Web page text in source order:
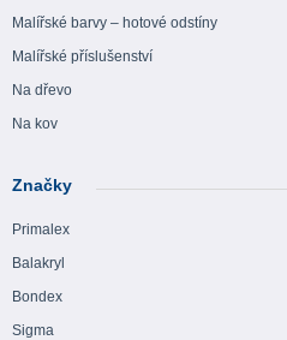
Malířské barvy – hotové odstíny
Malířské příslušenství
Na dřevo
Na kov
Značky
Primalex
Balakryl
Bondex
Sigma